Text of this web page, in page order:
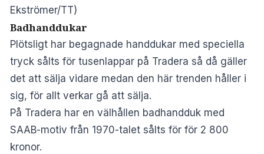
Ekströmer/TT)
Badhanddukar
Plötsligt har begagnade handdukar med speciella
tryck sålts för tusenlappar på Tradera så då gäller
det att sälja vidare medan den här trenden håller i
sig, för allt verkar gå att sälja.
På Tradera har en välhållen badhandduk med
SAAB-motiv från 1970-talet sålts för för 2 800
kronor.